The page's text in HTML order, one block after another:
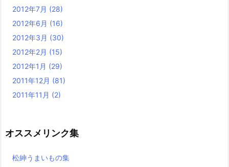
2012年7月 (28)
2012年6月 (16)
2012年3月 (30)
2012年2月 (15)
2012年1月 (29)
2011年12月 (81)
2011年11月 (2)
オススメリンク集
松紳うまいもの集